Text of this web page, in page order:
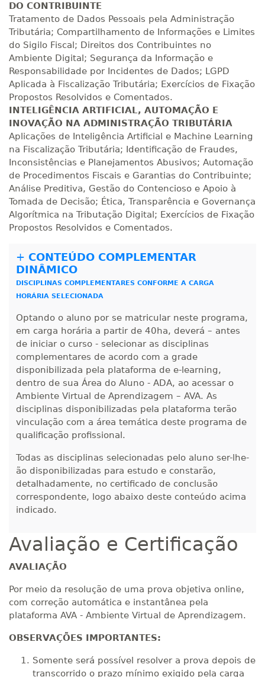
DO CONTRIBUINTE
Tratamento de Dados Pessoais pela Administração
Tributária; Compartilhamento de Informações e Limites
do Sigilo Fiscal; Direitos dos Contribuintes no
Ambiente Digital; Segurança da Informação e
Responsabilidade por Incidentes de Dados; LGPD
Aplicada à Fiscalização Tributária; Exercícios de Fixação
Propostos Resolvidos e Comentados.
INTELIGÊNCIA ARTIFICIAL, AUTOMAÇÃO E
INOVAÇÃO NA ADMINISTRAÇÃO TRIBUTÁRIA
Aplicações de Inteligência Artificial e Machine Learning
na Fiscalização Tributária; Identificação de Fraudes,
Inconsistências e Planejamentos Abusivos; Automação
de Procedimentos Fiscais e Garantias do Contribuinte;
Análise Preditiva, Gestão do Contencioso e Apoio à
Tomada de Decisão; Ética, Transparência e Governança
Algorítmica na Tributação Digital; Exercícios de Fixação
Propostos Resolvidos e Comentados.
+ CONTEÚDO COMPLEMENTAR
DINÂMICO
DISCIPLINAS COMPLEMENTARES CONFORME A CARGA
HORÁRIA SELECIONADA
Optando o aluno por se matricular neste programa,
em carga horária a partir de 40ha, deverá – antes
de iniciar o curso - selecionar as disciplinas
complementares de acordo com a grade
disponibilizada pela plataforma de e-learning,
dentro de sua Área do Aluno - ADA, ao acessar o
Ambiente Virtual de Aprendizagem – AVA. As
disciplinas disponibilizadas pela plataforma terão
vinculação com a área temática deste programa de
qualificação profissional.
Todas as disciplinas selecionadas pelo aluno ser-lhe-
ão disponibilizadas para estudo e constarão,
detalhadamente, no certificado de conclusão
correspondente, logo abaixo deste conteúdo acima
indicado.
Avaliação e Certificação
AVALIAÇÃO
Por meio da resolução de uma prova objetiva online,
com correção automática e instantânea pela
plataforma AVA - Ambiente Virtual de Aprendizagem.
OBSERVAÇÕES IMPORTANTES:
Somente será possível resolver a prova depois de
transcorrido o prazo mínimo exigido pela carga